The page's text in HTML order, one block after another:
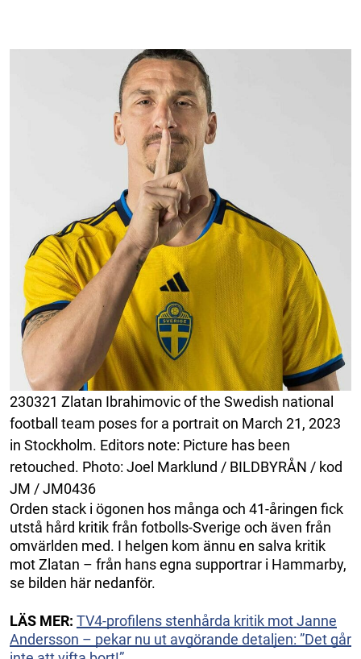
230321 Zlatan Ibrahimovic of the Swedish national
football team poses for a portrait on March 21, 2023
in Stockholm. Editors note: Picture has been
retouched. Photo: Joel Marklund / BILDBYRÅN / kod
JM / JM0436
Orden stack i ögonen hos många och 41-åringen fick
utstå hård kritik från fotbolls-Sverige och även från
omvärlden med. I helgen kom ännu en salva kritik
mot Zlatan – från hans egna supportrar i Hammarby,
se bilden här nedanför.
LÄS MER: TV4-profilens stenhårda kritik mot Janne
Andersson – pekar nu ut avgörande detaljen: ”Det går